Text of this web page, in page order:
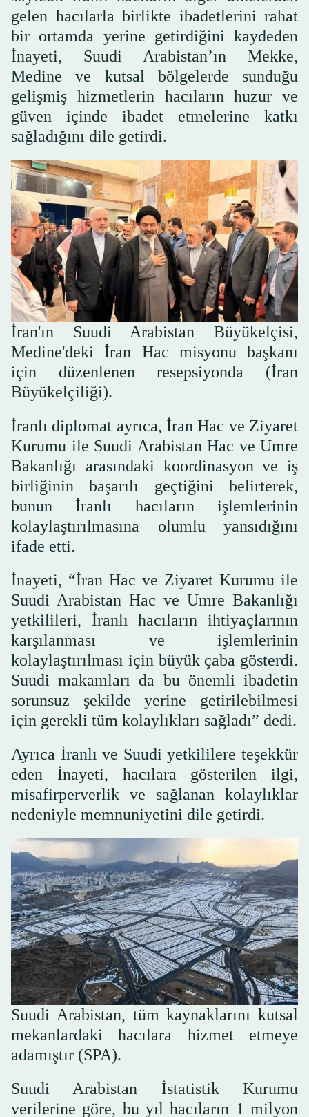
gelen hacılarla birlikte ibadetlerini rahat
bir ortamda yerine getirdiğini kaydeden
İnayeti, Suudi Arabistan’ın Mekke,
Medine ve kutsal bölgelerde sunduğu
gelişmiş hizmetlerin hacıların huzur ve
güven içinde ibadet etmelerine katkı
sağladığını dile getirdi.
İran'ın Suudi Arabistan Büyükelçisi,
Medine'deki İran Hac misyonu başkanı
için düzenlenen resepsiyonda (İran
Büyükelçiliği).
İranlı diplomat ayrıca, İran Hac ve Ziyaret
Kurumu ile Suudi Arabistan Hac ve Umre
Bakanlığı arasındaki koordinasyon ve iş
birliğinin başarılı geçtiğini belirterek,
bunun İranlı hacıların işlemlerinin
kolaylaştırılmasına olumlu yansıdığını
ifade etti.
İnayeti, “İran Hac ve Ziyaret Kurumu ile
Suudi Arabistan Hac ve Umre Bakanlığı
yetkilileri, İranlı hacıların ihtiyaçlarının
karşılanması ve işlemlerinin
kolaylaştırılması için büyük çaba gösterdi.
Suudi makamları da bu önemli ibadetin
sorunsuz şekilde yerine getirilebilmesi
için gerekli tüm kolaylıkları sağladı” dedi.
Ayrıca İranlı ve Suudi yetkililere teşekkür
eden İnayeti, hacılara gösterilen ilgi,
misafirperverlik ve sağlanan kolaylıklar
nedeniyle memnuniyetini dile getirdi.
Suudi Arabistan, tüm kaynaklarını kutsal
mekanlardaki hacılara hizmet etmeye
adamıştır (SPA).
Suudi Arabistan İstatistik Kurumu
verilerine göre, bu yıl hacıların 1 milyon